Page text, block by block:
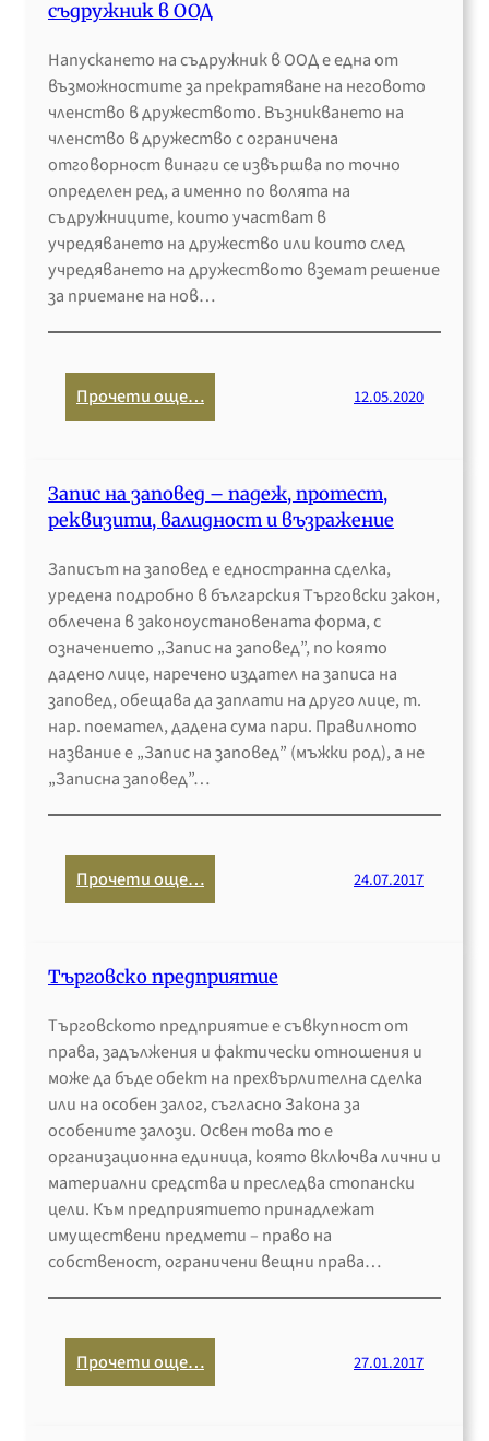
з
с
к
в
а
н
и
я
з
а
I
T
т
а
п
к
ъ
м
2
0
2
6
к
т
о
а
м
б
у
л
а
т
о
я
з
а
д
и
и
д
у
а
л
н
а
и
л
и
у
в
п
р
а
к
т
и
к
а
з
а
п
р
в
б
а
з
у
в
а
н
е
н
а
д
р
е
в
а
Е
С
–
п
р
е
м
е
с
а
н
е
р
г
а
д
ъ
р
ж
а
в
а
ч
р
в
съдружник в ООД
Напускането на съдружник в ООД е една от
възможностите за прекратяване на неговото
членство в дружеството. Възникването на
членство в дружество с ограничена
отговорност винаги се извършва по точно
определен ред, а именно по волята на
съдружниците, които участват в
учредяването на дружество или които след
учредяването на дружеството вземат решение
за приемане на нов…
Прочети още…:
П
д
и
в
е
с
т
и
е
з
а
н
а
с
н
н
а
с
ъ
д
р
у
ж
н
и
О
О
Д
12.05.2020
Запис на заповед – падеж, протест,
реквизити, валидност и възражение
Записът на заповед е едностранна сделка,
уредена подробно в българския Търговски закон,
облечена в законоустановената форма, с
означението „Запис на заповед”, по която
дадено лице, наречено издател на записа на
заповед, обещава да заплати на друго лице, т.
нар. поемател, дадена сума пари. Правилното
название е „Запис на заповед” (мъжки род), а не
„Записна заповед”…
Прочети още…:
З
и
н
а
з
а
п
о
в
е
д
–
п
е
24.07.2017
Търговско предприятие
Търговското предприятие е съвкупност от
права, задължения и фактически отношения и
може да бъде обект на прехвърлителна сделка
или на особен залог, съгласно Закона за
особените залози. Освен това то е
организационна единица, която включва лични и
материални средства и преследва стопански
цели. Към предприятието принадлежат
имуществени предмети – право на
собственост, ограничени вещни права…
Прочети още…:
Т
27.01.2017